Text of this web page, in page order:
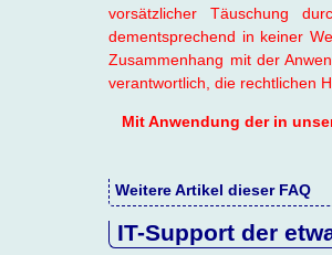
vorsätzlicher Täuschung
dementsprechend in keiner
Zusammenhang mit der
verantwortlich, die rechtlichen
Mit Anwendung der in
Weitere Artikel dieser FAQ
IT-Support der